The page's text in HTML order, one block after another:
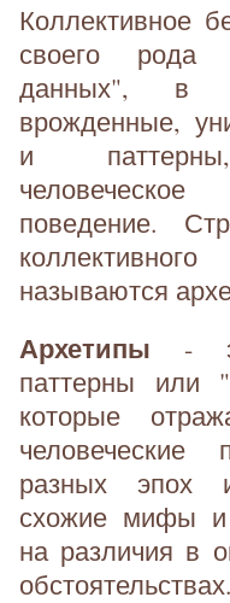
Коллективное
своего рода
данных", в
врожденные,
и
поведение.
называются
Архетипы -
паттерны или
которые
человеческие
разных эпох
схожие мифы и
на различия в
обстоятельствах.